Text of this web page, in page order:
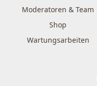
Moderatoren & Team
Shop
Wartungsarbeiten